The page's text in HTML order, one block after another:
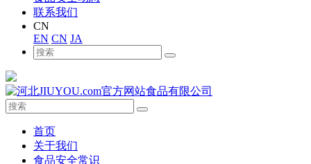
联系我们
CN
EN CN JA
首页
关于我们
食品安全常识